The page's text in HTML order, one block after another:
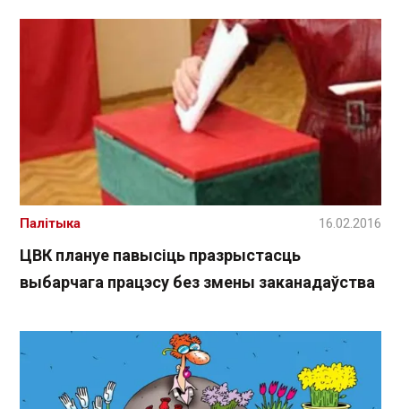
ЦВК плануе павысіць празрыстасць
выбарчага працэсу без змены заканадаўства
Палітыка 16.02.2016